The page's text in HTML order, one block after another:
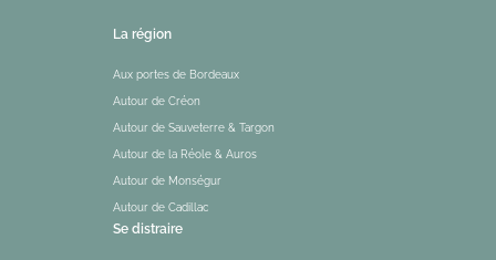
La région
Aux portes de Bordeaux
Autour de Créon
Autour de Sauveterre & Targon
Autour de la Réole & Auros
Autour de Monségur
Autour de Cadillac
Se distraire